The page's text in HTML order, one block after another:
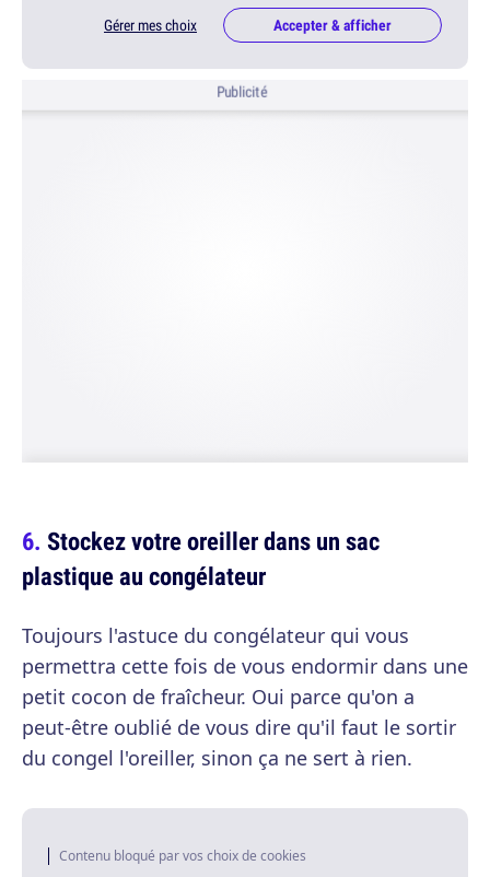
Gérer mes choix Accepter & afficher
Publicité
Stockez votre oreiller dans un sac
plastique au congélateur
Toujours l'astuce du congélateur qui vous
permettra cette fois de vous endormir dans une
petit cocon de fraîcheur. Oui parce qu'on a
peut-être oublié de vous dire qu'il faut le sortir
du congel l'oreiller, sinon ça ne sert à rien.
Contenu bloqué par vos choix de cookies